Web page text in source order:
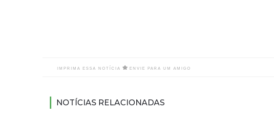
IMPRIMA ESSA NOTÍCIA ENVIE PARA UM AMIGO
NOTÍCIAS RELACIONADAS